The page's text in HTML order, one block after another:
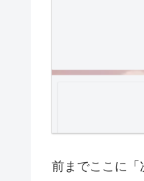
前までここに「